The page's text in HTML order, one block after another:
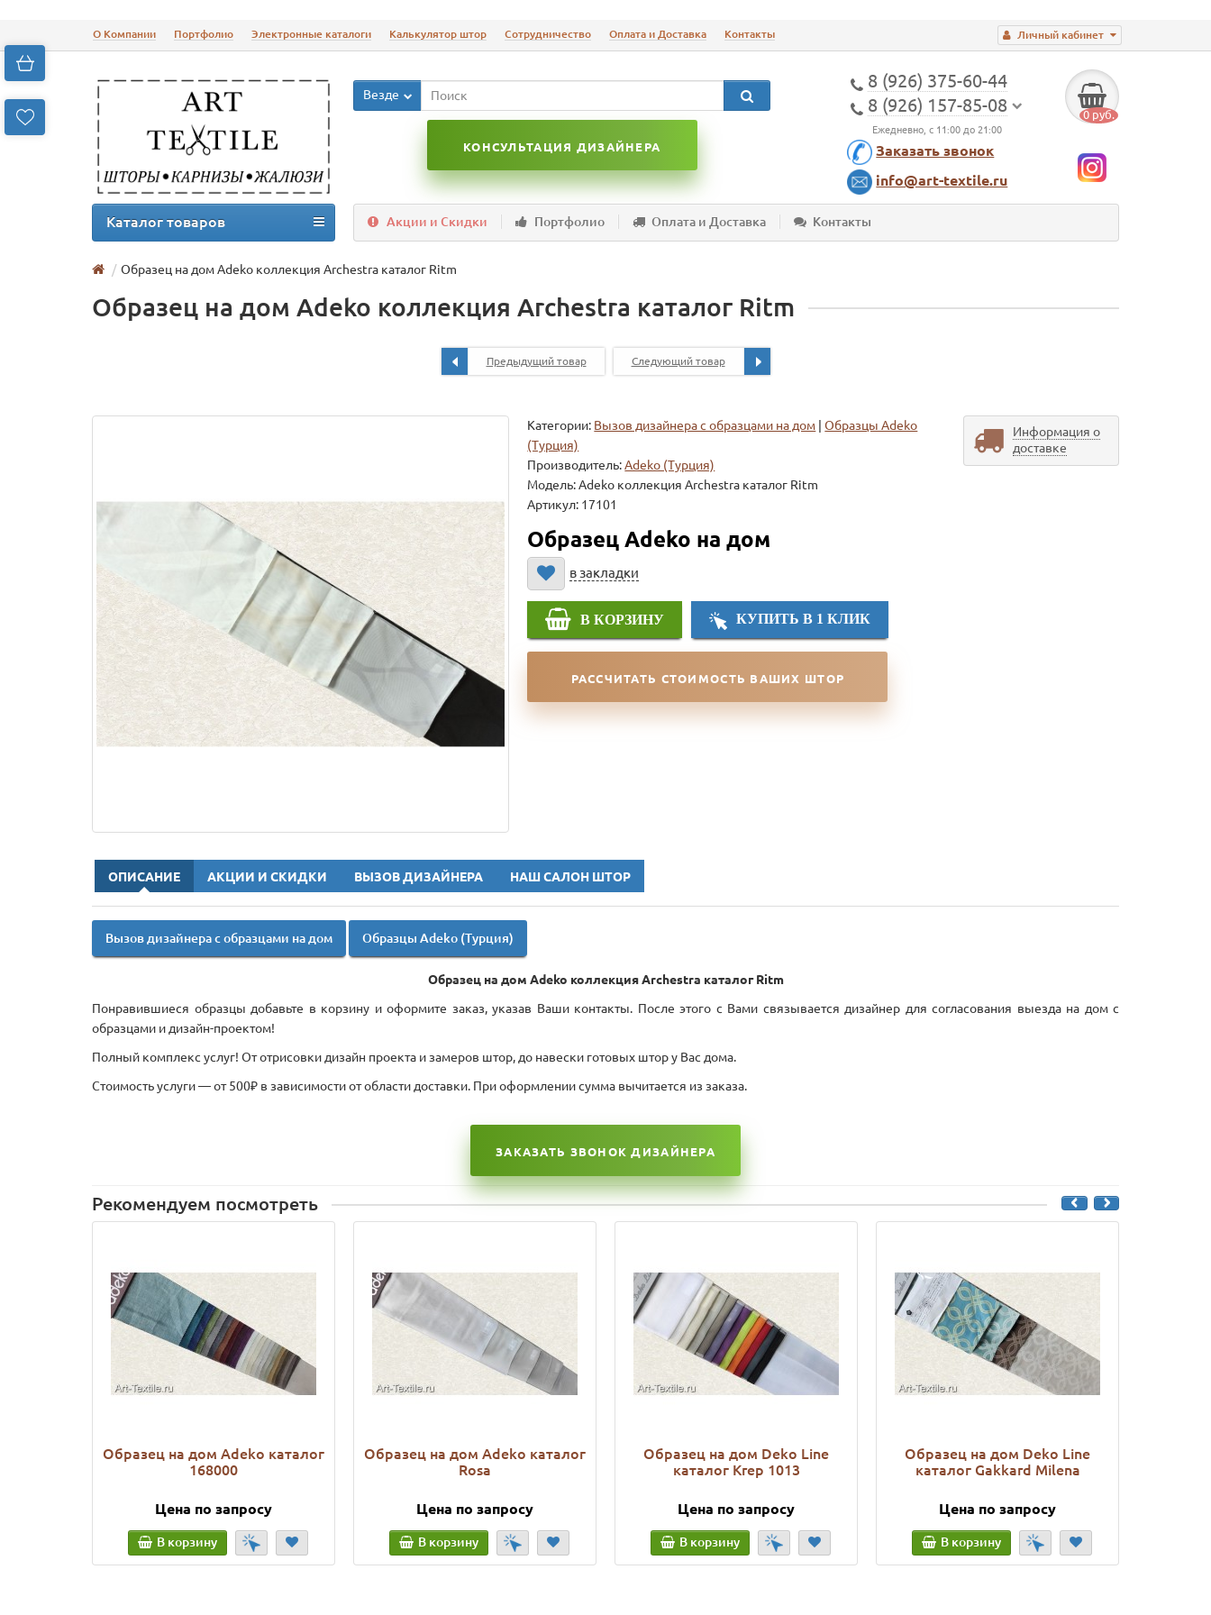
Личный кабинет
О Компании Портфолио Электронные каталоги Калькулятор штор Сотрудничество Оплата и Доставка Контакты
8 (926) 375-60-44
8 (926) 157-85-08
Ежедневно, с 11:00 до 21:00
Заказать звонок
info@art-textile.ru
0 руб.
Везде
КОНСУЛЬТАЦИЯ ДИЗАЙНЕРА
Акции и Скидки Портфолио Оплата и Доставка Контакты
Каталог товаров
Образец на дом Adeko коллекция Archestra каталог Ritm
Образец на дом Adeko коллекция Archestra каталог Ritm
Предыдущий товар Следующий товар
Категории: Вызов дизайнера с образцами на дом |Образцы Adeko
(Турция)
Производитель:Adeko (Турция)
Модель:Adeko коллекция Archestra каталог Ritm
Артикул: 17101
Образец Adeko на дом
в закладки
В КОРЗИНУ КУПИТЬ В 1 КЛИК
РАССЧИТАТЬ СТОИМОСТЬ ВАШИХ ШТОР
Информация о
доставке
ОПИСАНИЕ АКЦИИ И СКИДКИ ВЫЗОВ ДИЗАЙНЕРА НАШ САЛОН ШТОР
Вызов дизайнера с образцами на дом Образцы Adeko (Турция)
Образец на дом Adeko коллекция Archestra каталог Ritm
Понравившиеся образцы добавьте в корзину и оформите заказ, указав Ваши контакты. После этого с Вами связывается дизайнер для согласования выезда на дом с
образцами и дизайн-проектом!
Полный комплекс услуг! От отрисовки дизайн проекта и замеров штор, до навески готовых штор у Вас дома.
Стоимость услуги — от 500₽ в зависимости от области доставки. При оформлении сумма вычитается из заказа.
ЗАКАЗАТЬ ЗВОНОК ДИЗАЙНЕРА
Рекомендуем посмотреть
Образец на дом Adeko каталог
168000
Цена по запросу
В корзину
Образец на дом Adeko каталог
Rosa
Цена по запросу
В корзину
Образец на дом Deko Line
каталог Krep 1013
Цена по запросу
В корзину
Образец на дом Deko Line
каталог Gakkard Milena
Цена по запросу
В корзину